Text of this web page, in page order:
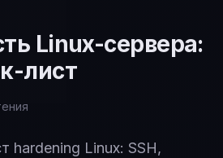
Linux-сервера:
лист
hardening Linux: SSH,